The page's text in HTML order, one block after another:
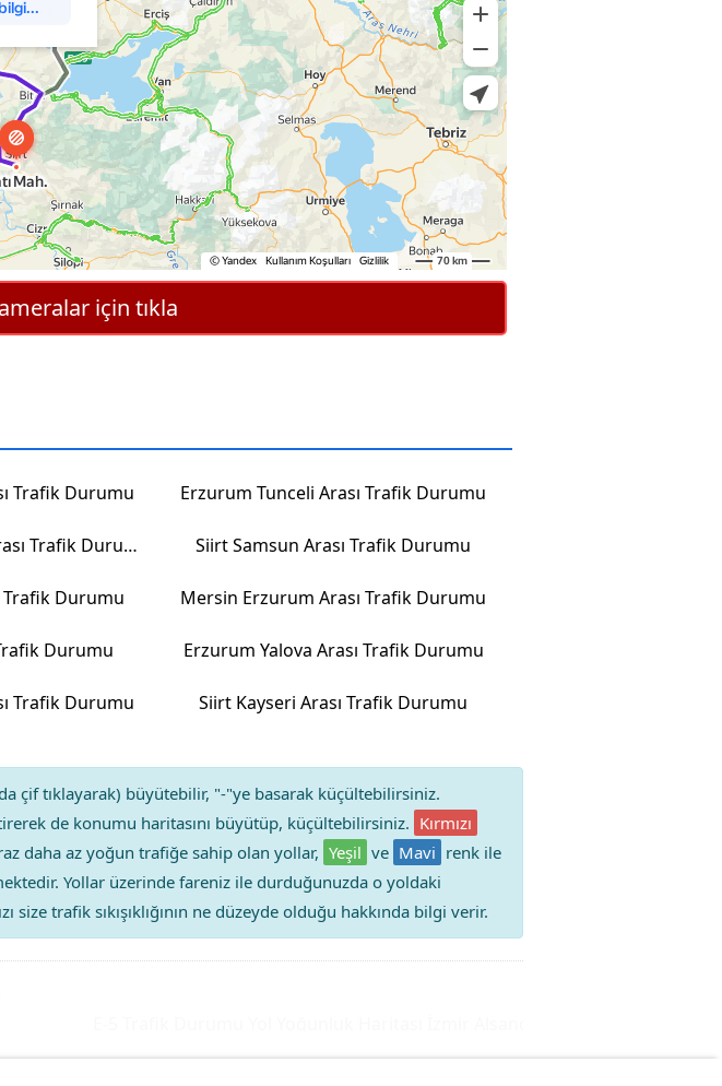
için tıkla
Trafik Durumu Erzurum Tunceli Arası Trafik Durumu
Erzurum Karaman Arası Trafik Durumu Siirt Samsun Arası Trafik Durumu
Trafik Durumu Mersin Erzurum Arası Trafik Durumu
Durumu Erzurum Yalova Arası Trafik Durumu
Trafik Durumu Siirt Kayseri Arası Trafik Durumu
çif tıklayarak) büyütebilir, "-"ye basarak küçültebilirsiniz.
de konumu haritasını büyütüp, küçültebilirsiniz. Kırmızı
daha az yoğun trafiğe sahip olan yollar, Yeşil ve Mavi renk ile
Yollar üzerinde fareniz ile durduğunuzda o yoldaki
size trafik sıkışıklığının ne düzeyde olduğu hakkında bilgi verir.